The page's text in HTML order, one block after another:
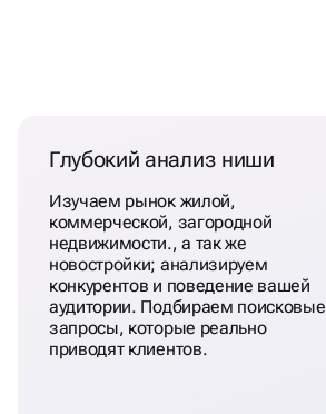
Глубокий анализ ниши
Изучаем рынок жилой,
коммерческой, загородной
недвижимости., а так же
новостройки; анализируем
конкурентов и поведение вашей
аудитории. Подбираем поисковые
запросы, которые реально
приводят клиентов.